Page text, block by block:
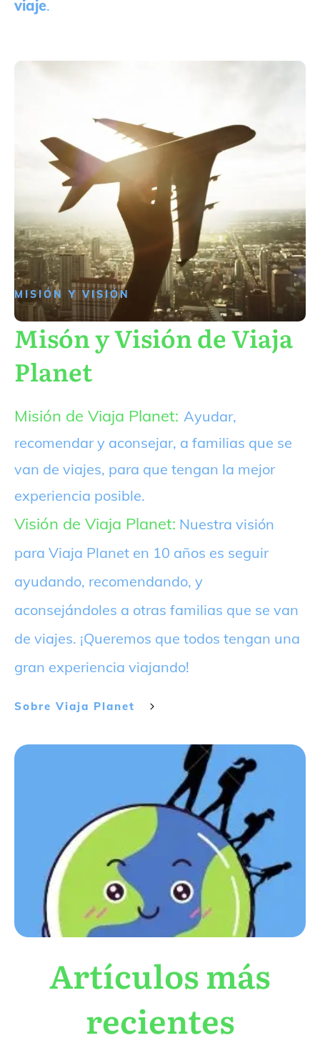
viaje.
MISIÓN Y VISIÓN
Misón y Visión de Viaja
Planet
Misión de Viaja Planet: Ayudar,
recomendar y aconsejar, a familias que se
van de viajes, para que tengan la mejor
experiencia posible.
Visión de Viaja Planet: Nuestra visión
para Viaja Planet en 10 años es seguir
ayudando, recomendando, y
aconsejándoles a otras familias que se van
de viajes. ¡Queremos que todos tengan una
gran experiencia viajando!
Sobre Viaja Planet
Artículos más
recientes